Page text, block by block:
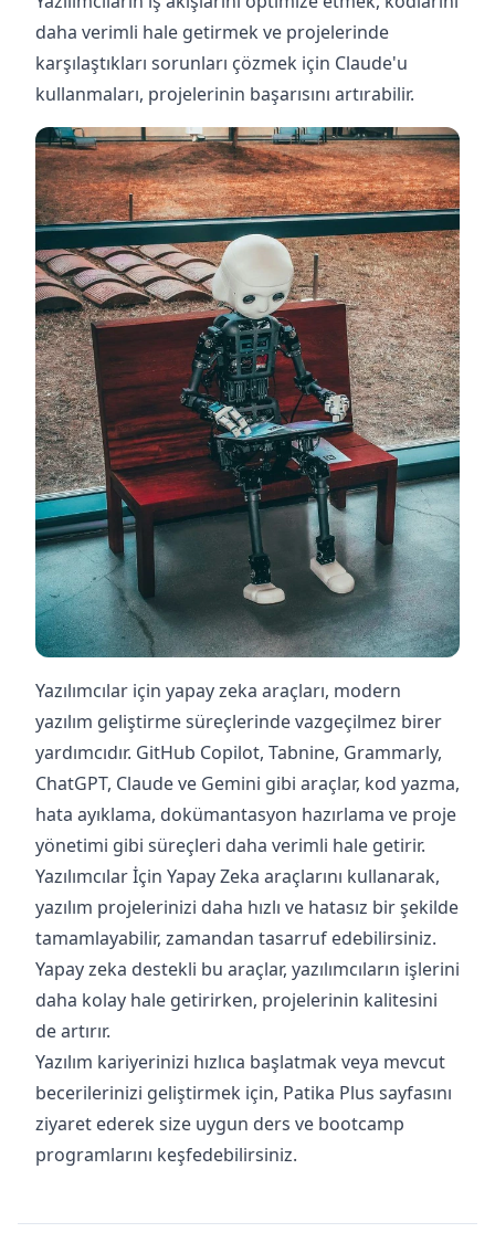
daha verimli hale getirmek ve projelerinde
karşılaştıkları sorunları çözmek için Claude'u
kullanmaları, projelerinin başarısını artırabilir.
Yazılımcılar için yapay zeka araçları, modern
yazılım geliştirme süreçlerinde vazgeçilmez birer
yardımcıdır. GitHub Copilot, Tabnine, Grammarly,
ChatGPT, Claude ve Gemini gibi araçlar, kod yazma,
hata ayıklama, dokümantasyon hazırlama ve proje
yönetimi gibi süreçleri daha verimli hale getirir.
Yazılımcılar İçin Yapay Zeka araçlarını kullanarak,
yazılım projelerinizi daha hızlı ve hatasız bir şekilde
tamamlayabilir, zamandan tasarruf edebilirsiniz.
Yapay zeka destekli bu araçlar, yazılımcıların işlerini
daha kolay hale getirirken, projelerinin kalitesini
de artırır.
Yazılım kariyerinizi hızlıca başlatmak veya mevcut
becerilerinizi geliştirmek için, Patika Plus sayfasını
ziyaret ederek size uygun ders ve bootcamp
programlarını keşfedebilirsiniz.